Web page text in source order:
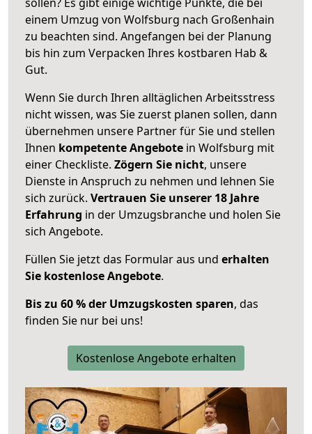
einem Umzug von Wolfsburg nach Großenhain
zu beachten sind. Angefangen bei der Planung
bis hin zum Verpacken Ihres kostbaren Hab &
Gut.
Wenn Sie durch Ihren alltäglichen Arbeitsstress
nicht wissen, was Sie zuerst planen sollen, dann
übernehmen unsere Partner für Sie und stellen
Ihnen kompetente Angebote in Wolfsburg mit
einer Checkliste. Zögern Sie nicht, unsere
Dienste in Anspruch zu nehmen und lehnen Sie
sich zurück. Vertrauen Sie unserer 18 Jahre
Erfahrung in der Umzugsbranche und holen Sie
sich Angebote.
Füllen Sie jetzt das Formular aus und erhalten
Sie kostenlose Angebote.
Bis zu 60 % der Umzugskosten sparen, das
finden Sie nur bei uns!
Kostenlose Angebote erhalten